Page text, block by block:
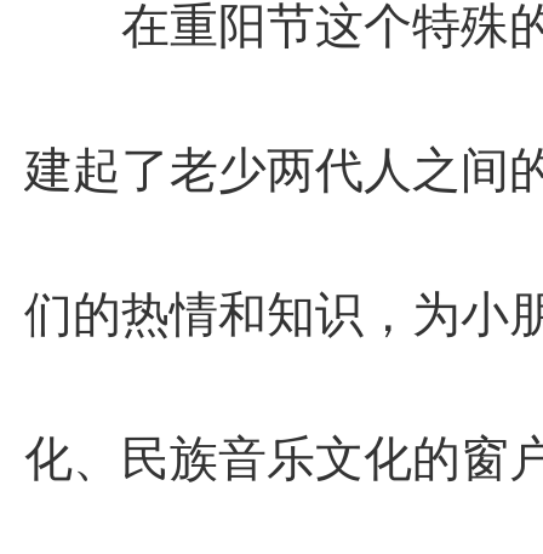
在重阳节这个特殊的
建起了老少两代人之间
们的热情和知识，为小
化、民族音乐文化的窗